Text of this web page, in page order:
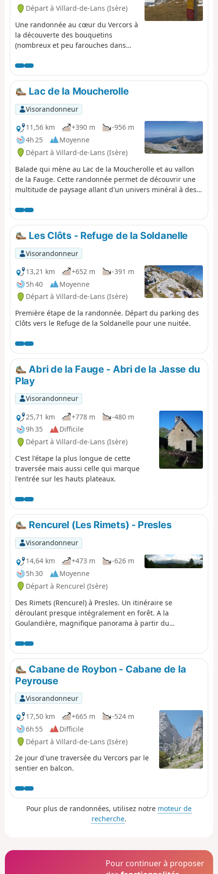
Départ à Villard-de-Lans (Isère)
Une randonnée au cœur du Vercors à
la découverte des bouquetins
(nombreux et peu farouches dans
l'arrivée, de beaux panoramas sur les
montagnes environnantes.
Lac de la Moucherolle
Visorandonneur
11,56 km
+390 m
-956 m
4h 25
Moyenne
Départ à Villard-de-Lans (Isère)
Balade qui mène au Lac de la Moucherolle et au vallon
de la Fauge. Cette randonnée permet de découvrir une
multitude de paysage allant d'un univers minéral à des
panoramas sur l'ensemble du Vercors Nord.
Les Clôts - Refuge de la Soldanelle
Visorandonneur
13,21 km
+652 m
-391 m
5h 40
Moyenne
Départ à Villard-de-Lans (Isère)
Première étape de la randonnée. Départ du parking des
Clôts vers le Refuge de la Soldanelle pour une nuitée.
Abri de la Fauge - Abri de la Jasse du
Play
Visorandonneur
25,71 km
+778 m
-480 m
9h 35
Difficile
Départ à Villard-de-Lans (Isère)
C'est l'étape la plus longue de cette
traversée mais aussi celle qui marque
l'entrée sur les hauts plateaux.
Rencurel (Les Rimets) - Presles
Visorandonneur
14,64 km
+473 m
-626 m
5h 30
Moyenne
Départ à Rencurel (Isère)
Des Rimets (Rencurel) à Presles. Un itinéraire se
déroulant presque intégralement en forêt. A la
Goulandière, magnifique panorama à partir du
Cabane de Roybon - Cabane de la
Peyrouse
Visorandonneur
17,50 km
+665 m
-524 m
6h 55
Difficile
Départ à Villard-de-Lans (Isère)
2e jour d'une traversée du Vercors par le
sentier en balcon.
Pour plus de randonnées, utilisez notre moteur de
recherche.
Pour continuer à proposer